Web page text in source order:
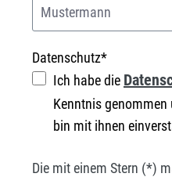
Datenschutz*
Ich habe die
Kenntnis genommen
bin mit ihnen
Die mit einem Stern (*)